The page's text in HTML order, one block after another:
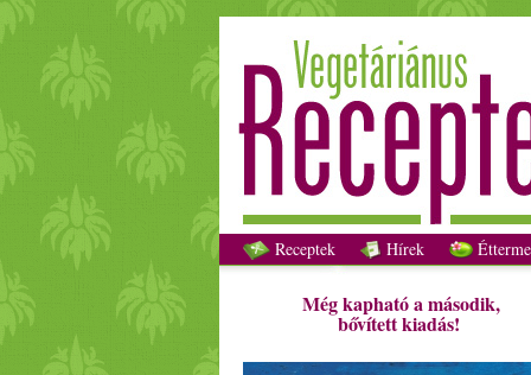
Receptek Hírek
Még kapható a második,
bővített kiadás!